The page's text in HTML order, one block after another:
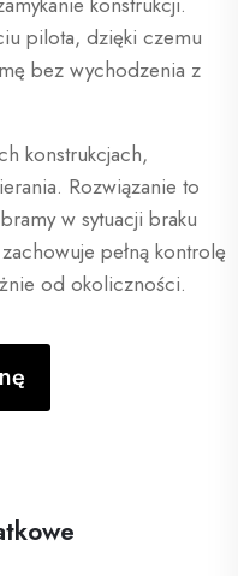
pilota, dzięki czemu
bez wychodzenia z
konstrukcjach,
Rozwiązanie to
w sytuacji braku
pełną kontrolę
od okoliczności.